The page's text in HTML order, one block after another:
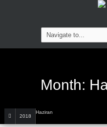
Month:
2018
Haziran